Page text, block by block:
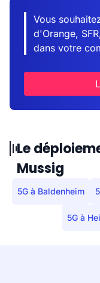
Vous
d'Orange,
dans votre
Le
Mussig
5G à Baldenheim
5G à